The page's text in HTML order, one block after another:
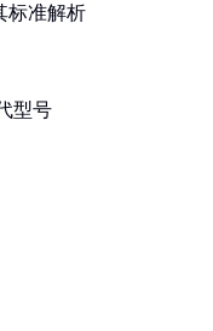
标准解析
型号